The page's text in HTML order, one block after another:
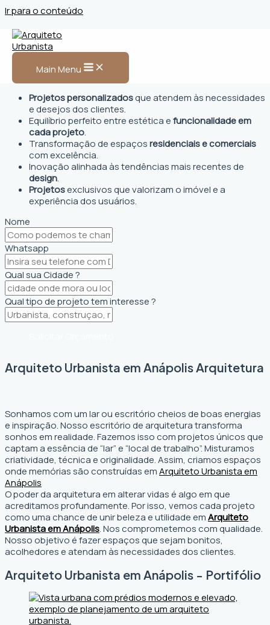
Ir para o conteúdo
Main Menu
Arquiteto Urbanista em
Anápolis
Projetos personalizadosque atendem às necessidades
e desejos dos clientes.
Equilíbrio perfeito entre estética efuncionalidade em
cada projeto.
Transformação de espaçosresidenciais e comerciais
com excelência.
Inovação alinhada às tendências mais recentes de
design.
Projetosexclusivos que valorizam o imóvel e a
experiência dos usuários.
Nome
Whatsapp
Qual sua Cidade ?
Qual tipo de projeto tem interesse ?
Arquiteto Urbanista em Anápolis Arquitetura
Sonhamos com um lar ou escritório cheios de boas energias
e inspiração. Nosso escritório de arquitetura transforma
sonhos em realidade. Fazemos isso com projetos únicos que
captam a essência de “lar” e “local de trabalho”. Misturamos
criatividade, técnica e originalidade. Assim, criamos espaços
onde memórias são construídas emArquiteto Urbanista em
Anápolis
O poder da arquitetura em alterar vidas é algo em que
acreditamos profundamente. Por isso, vemos cada projeto
como uma chance de unir beleza e utilidade emArquiteto
Urbanista em Anápolis. Nos comprometemos com qualidade.
Nosso objetivo é fazer espaços que sejam bonitos,
acolhedores e atendam às necessidades dos clientes.
Arquiteto Urbanista em Anápolis - Portifólio